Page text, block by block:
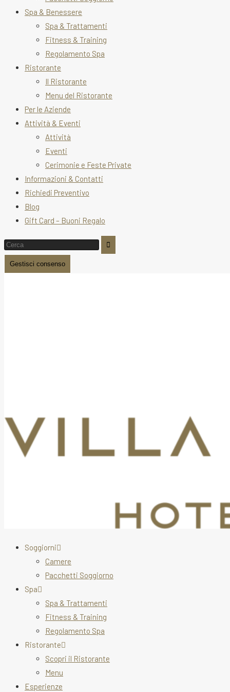
Spa & Benessere
Spa & Trattamenti
Fitness & Training
Regolamento Spa
Ristorante
Il Ristorante
Menu del Ristorante
Per le Aziende
Attività & Eventi
Attività
Eventi
Cerimonie e Feste Private
Informazioni & Contatti
Richiedi Preventivo
Blog
Gift Card – Buoni Regalo
Gestisci consenso
Soggiorni
Camere
Pacchetti Soggiorno
Spa
Spa & Trattamenti
Fitness & Training
Regolamento Spa
Ristorante
Scopri il Ristorante
Menu
Esperienze